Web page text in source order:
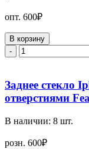
опт. 600₽
В корзину
-
Заднее стекло
отверстиями
В наличии: 8 шт.
розн. 600₽